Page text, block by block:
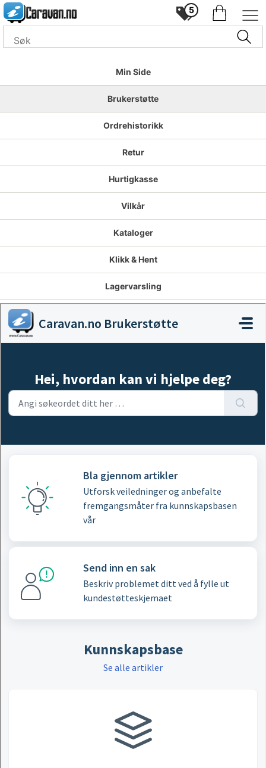
5
Min Side
Brukerstøtte
Ordrehistorikk
Retur
Hurtigkasse
Vilkår
Kataloger
Klikk & Hent
Lagervarsling